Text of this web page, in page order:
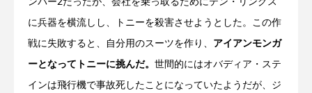
ンバー2だったが、会社を乗っ取るためにテン・リングス
に兵器を横流しし、トニーを殺害させようとした。この作
戦に失敗すると、自分用のスーツを作り、 アイアンモンガ
ーとなってトニーに挑んだ。 世間的にはオバディア・ステ
インは飛行機で事故死したことになっていたようだが、ジ